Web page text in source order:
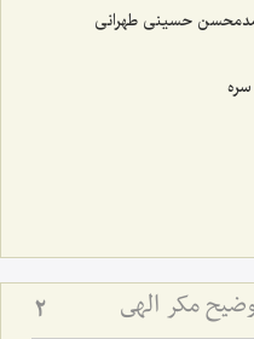
حسینی طهرانی
مکر الهی 2